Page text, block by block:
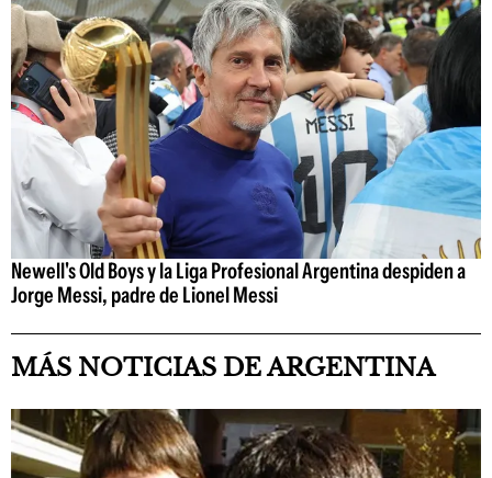
Newell's Old Boys y la Liga Profesional Argentina despiden a
Jorge Messi, padre de Lionel Messi
MÁS NOTICIAS DE ARGENTINA